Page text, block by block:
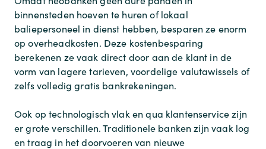
binnensteden hoeven te huren of lokaal
baliepersoneel in dienst hebben, besparen ze enorm
op overheadkosten. Deze kostenbesparing
berekenen ze vaak direct door aan de klant in de
vorm van lagere tarieven, voordelige valutawissels of
zelfs volledig gratis bankrekeningen.
Ook op technologisch vlak en qua klantenservice zijn
er grote verschillen. Traditionele banken zijn vaak log
en traag in het doorvoeren van nieuwe